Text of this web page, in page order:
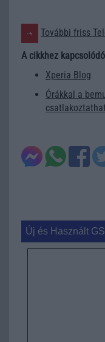
További friss
A cikkhez
Xperia Blog
Órákkal a
Új és Használt